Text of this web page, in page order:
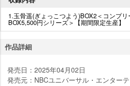
1.玉骨遥(ぎょっこつよう)BOX2＜コンプリ
BOX5,500円シリーズ＞【期間限定生産】
作品詳細
発売日：2025年04月02日
発売元：NBCユニバーサル・エンター